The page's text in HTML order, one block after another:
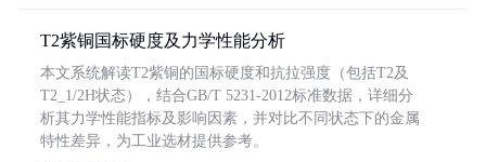
T2紫铜国标硬度及力学性能分析
本文系统解读T2紫铜的国标硬度和抗拉强度（包括T2及
T2_1/2H状态），结合GB/T 5231-2012标准数据，详细分
析其力学性能指标及影响因素，并对比不同状态下的金属
特性差异，为工业选材提供参考。